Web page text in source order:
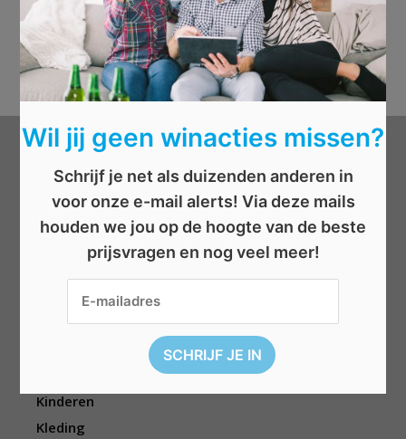
Categorieën
Beauty
Elektronica
Kinderen
Kleding
Wil jij geen winacties missen?
Schrijf je net als duizenden anderen in
voor onze e-mail alerts! Via deze mails
houden we jou op de hoogte van de beste
prijsvragen en nog veel meer!